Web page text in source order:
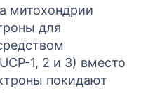
митохондрии
для
1, 2 и 3) вместо
покидают